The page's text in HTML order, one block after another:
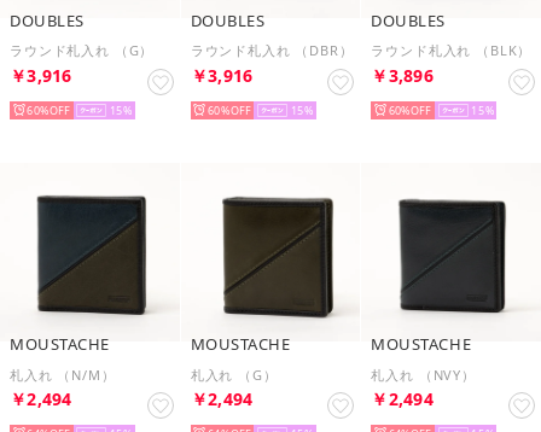
DOUBLES
ラウンド札入れ （G）
￥3,916
60% 15
DOUBLES
ラウンド札入れ （DBR）
￥3,916
60% 15
DOUBLES
ラウンド札入れ （BLK）
￥3,896
60% 15
MOUSTACHE
札入れ （N/M）
￥2,494
MOUSTACHE
札入れ （G）
￥2,494
MOUSTACHE
札入れ （NVY）
￥2,494